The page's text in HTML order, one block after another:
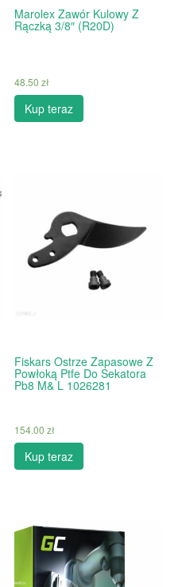
Marolex Zawór Kulowy Z
Rączką 3/8″ (R20D)
48.50 zł
Kup teraz
Fiskars Ostrze Zapasowe Z
Powłoką Ptfe Do Sekatora
Pb8 M& L 1026281
154.00 zł
Kup teraz